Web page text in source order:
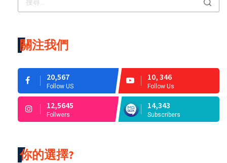
關注我們
20,567
Follow US
10, 346
Follow Us
12,5645
Follwers
14,343
Subscribers
你的選擇?